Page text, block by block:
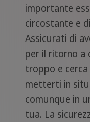
importante
circostante e
Assicurati di
per il ritorno a
troppo e
metterti in
comunque in
tua. La